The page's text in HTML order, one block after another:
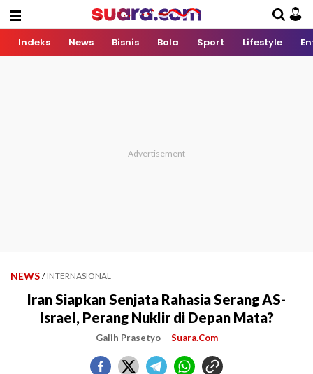
Indeks News Bisnis Bola Sport Lifestyle
NEWS / INTERNASIONAL
Iran Siapkan Senjata Rahasia Serang AS-
Israel, Perang Nuklir di Depan Mata?
Galih Prasetyo Suara.Com